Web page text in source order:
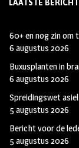
60+ en nog zin om
6 augustus 2026
Buxusplanten in
6 augustus 2026
Spreidingswet
5 augustus 2026
Bericht voor de
5 augustus 2026